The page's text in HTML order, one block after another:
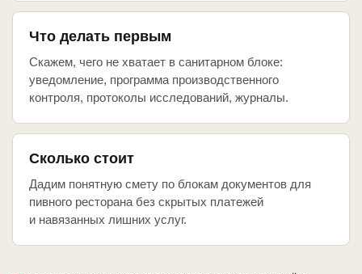
Что делать первым
Скажем, чего не хватает в санитарном блоке:
уведомление, программа производственного
контроля, протоколы исследований, журналы.
Сколько стоит
Дадим понятную смету по блокам документов для
пивного ресторана без скрытых платежей
и навязанных лишних услуг.